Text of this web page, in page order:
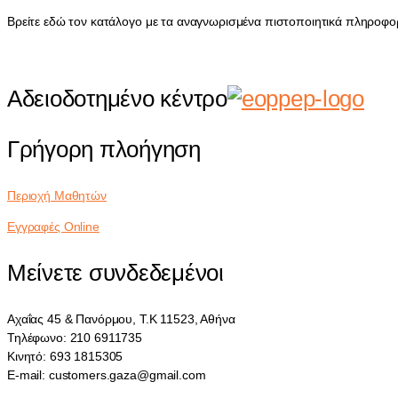
Βρείτε εδώ τον κατάλογο με τα αναγνωρισμένα πιστοποιητικά
Αδειοδοτημένο κέντρο
Γρήγορη πλοήγηση
Περιοχή Μαθητών
Εγγραφές Online
Μείνετε συνδεδεμένοι
Αχαΐας 45 & Πανόρμου, Τ.Κ 11523, Αθήνα
Τηλέφωνο: 210 6911735
Κινητό: 693 1815305
E-mail: customers.gaza@gmail.com